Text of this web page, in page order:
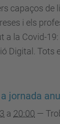
capaços de
i els
a la Covid-
Digital. Tots
jornada
a 20:00 —